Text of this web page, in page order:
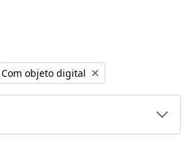
Remover filtro:
Com objeto digital